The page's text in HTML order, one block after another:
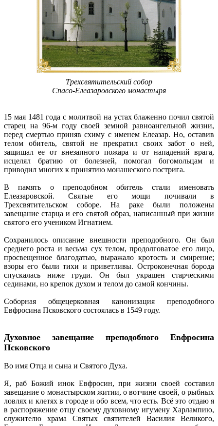
Трехсвятительский собор
Спасо-Елеазаровского монастыря
15 мая 1481 года с молитвой на устах блаженно почил святой
старец на 96-м году своей земной равноангельной жизни,
перед смертью приняв схиму с именем Елеазар. Но, оставив
телом обитель, святой не прекратил своих забот о ней,
защищал ее от внезапного пожара и от нападений врага,
исцелял братию от болезней, помогал богомольцам и
приводил многих к принятию монашеского пострига.
В память о преподобном обитель стали именовать
Елеазаровской. Святые его мощи почивали в
Трехсвятительском соборе. На раке были положены
завещание старца и его святой образ, написанный при жизни
святого его учеником Игнатием.
Сохранилось описание внешности преподобного. Он был
среднего роста и весьма сух телом, продолговатое его лицо,
просвещенное благодатью, выражало кротость и смирение;
взоры его были тихи и приветливы. Остроконечная борода
спускалась ниже груди. Он был украшен старческими
сединами, но крепок духом и телом до самой кончины.
Соборная общецерковная канонизация преподобного
Евфросина Псковского состоялась в 1549 году.
Духовное завещание преподобного Евфросина
Псковского
Во имя Отца и сына и Святого Духа.
Я, раб Божий инок Евфросин, при жизни своей составил
завещание о монастырском житии, о вотчине своей, о рыбных
ловлях и клетях в городе и обо всем, что есть. Всё это отдаю я
в распоряжение отцу своему духовному игумену Харлампию,
служителю храма Святых святителей Василия Великого,